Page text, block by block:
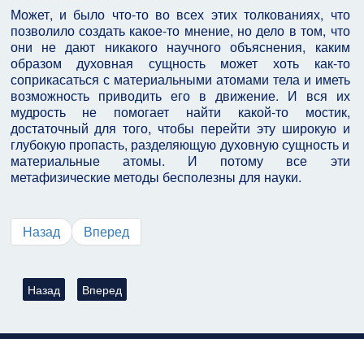
Может, и было что-то во всех этих толкованиях, что
позволило создать какое-то мнение, но дело в том, что
они не дают никакого научного объяснения, каким
образом духовная сущность может хоть как-то
соприкасаться с материальными атомами тела и иметь
возможность приводить его в движение. И вся их
мудрость не помогает найти какой-то мостик,
достаточный для того, чтобы перейти эту широкую и
глубокую пропасть, разделяющую духовную сущность и
материальные атомы. И потому все эти
метафизические методы бесполезны для науки.
Назад Вперед
Предыдущий: Дарование Торы (Бааль Сулам)
Назад Следующий: Суть религии и ее цель (Бааль Сулам)
Вперед